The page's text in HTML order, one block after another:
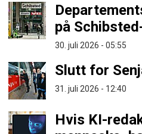
på
30. juli 2026 - 05:55
Slutt for
31. juli 2026 - 12:40
Hvis KI-